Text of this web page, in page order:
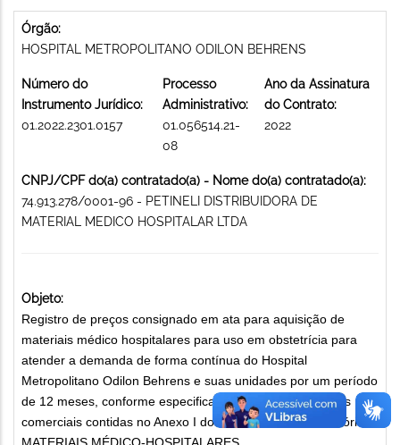
Órgão:
HOSPITAL METROPOLITANO ODILON BEHRENS
Número do
Instrumento Jurídico:
01.2022.2301.0157
Processo
Administrativo:
01.056514.21-
08
Ano da Assinatura
do Contrato:
2022
CNPJ/CPF do(a) contratado(a) - Nome do(a) contratado(a):
74.913.278/0001-96 - PETINELI DISTRIBUIDORA DE
MATERIAL MEDICO HOSPITALAR LTDA
Objeto:
Registro de preços consignado em ata para aquisição de
materiais médico hospitalares para uso em obstetrícia para
atender a demanda de forma contínua do Hospital
Metropolitano Odilon Behrens e suas unidades por um período
de 12 meses, conforme especificação técnica e condições
comerciais contidas no Anexo I do Instrumento Convocatório.